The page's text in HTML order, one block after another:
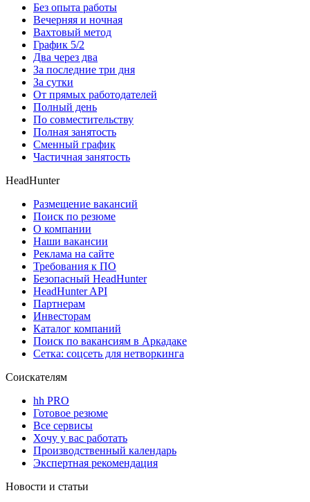
Без опыта работы
Вечерняя и ночная
Вахтовый метод
График 5/2
Два через два
За последние три дня
За сутки
От прямых работодателей
Полный день
По совместительству
Полная занятость
Сменный график
Частичная занятость
HeadHunter
Размещение вакансий
Поиск по резюме
О компании
Наши вакансии
Реклама на сайте
Требования к ПО
Безопасный HeadHunter
HeadHunter API
Партнерам
Инвесторам
Каталог компаний
Поиск по вакансиям в Аркадаке
Сетка: соцсеть для нетворкинга
Соискателям
hh PRO
Готовое резюме
Все сервисы
Хочу у вас работать
Производственный календарь
Экспертная рекомендация
Новости и статьи